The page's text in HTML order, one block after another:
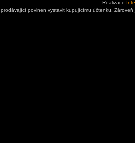
Realizace
povinen vystavit kupujícímu účtenku.